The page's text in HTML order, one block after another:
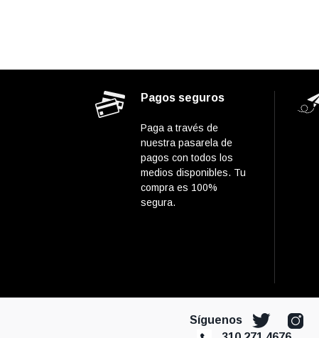
Pagos seguros
Paga a través de
nuestra pasarela de
pagos con todos los
medios disponibles. Tu
compra es 100%
segura.
Síguenos